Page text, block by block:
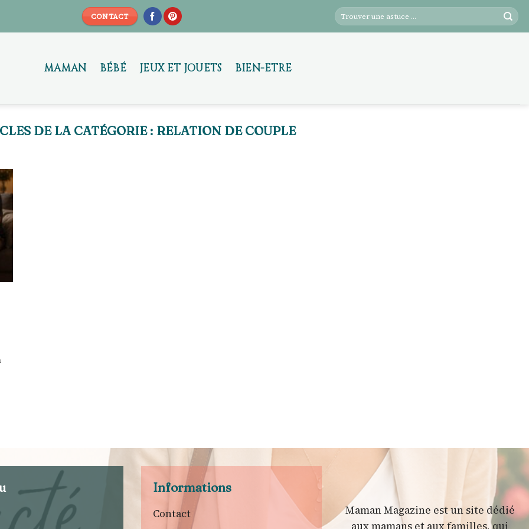
CONTACT
MAMAN BÉBÉ JEUX ET JOUETS BIEN-ÊTRE
RELATION DE COUPLE
Informations
Contact
Maman Magazine est un site dédié
aux mamans et aux familles, qui